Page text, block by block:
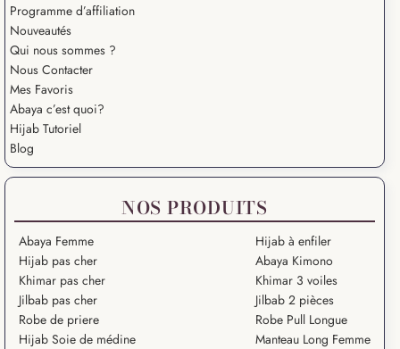
Programme d’affiliation
Nouveautés
Qui nous sommes ?
Nous Contacter
Mes Favoris
Abaya c’est quoi?
Hijab Tutoriel
Blog
NOS PRODUITS
Abaya Femme
Hijab pas cher
Khimar pas cher
Jilbab pas cher
Robe de priere
Hijab Soie de médine
Hijab à enfiler
Abaya Kimono
Khimar 3 voiles
Jilbab 2 pièces
Robe Pull Longue
Manteau Long Femme